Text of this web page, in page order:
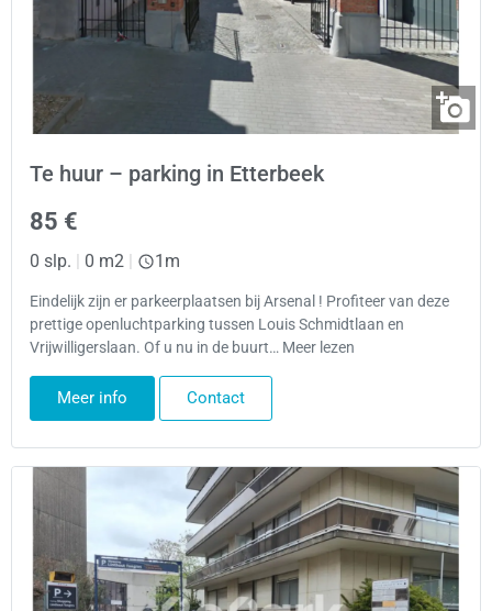
Te huur – parking in Etterbeek
85 €
0 slp. | 0 m2 | 1m
Eindelijk zijn er parkeerplaatsen bij Arsenal ! Profiteer van deze
prettige openluchtparking tussen Louis Schmidtlaan en
Vrijwilligerslaan. Of u nu in de buurt… Meer lezen
Meer info Contact